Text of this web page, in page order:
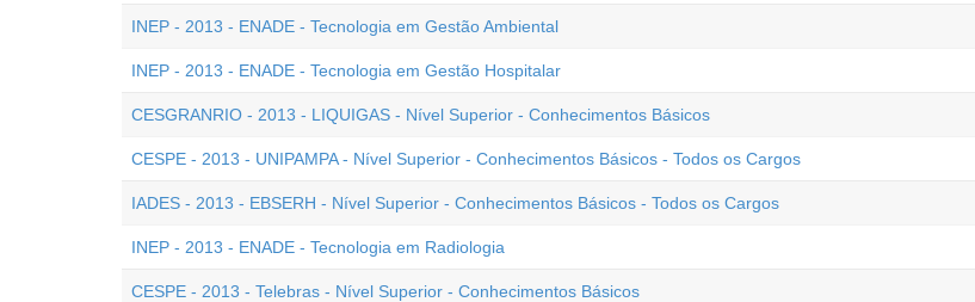
INEP - 2013 - ENADE - Tecnologia em Gestão Ambiental
INEP - 2013 - ENADE - Tecnologia em Gestão Hospitalar
CESGRANRIO - 2013 - LIQUIGAS - Nível Superior - Conhecimentos Básicos
CESPE - 2013 - UNIPAMPA - Nível Superior - Conhecimentos Básicos - Todos os Cargos
IADES - 2013 - EBSERH - Nível Superior - Conhecimentos Básicos - Todos os Cargos
INEP - 2013 - ENADE - Tecnologia em Radiologia
CESPE - 2013 - Telebras - Nível Superior - Conhecimentos Básicos